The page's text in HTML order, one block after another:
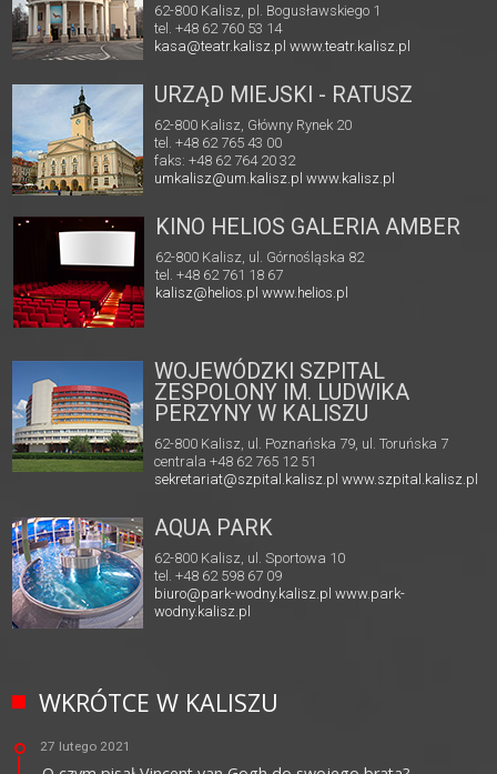
62-800 Kalisz, pl. Bogusławskiego 1
tel. +48 62 760 53 14
kasa@teatr.kalisz.pl www.teatr.kalisz.pl
URZĄD MIEJSKI - RATUSZ
62-800 Kalisz, Główny Rynek 20
tel. +48 62 765 43 00
faks: +48 62 764 20 32
umkalisz@um.kalisz.plwww.kalisz.pl
KINO HELIOS GALERIA AMBER
62-800 Kalisz, ul. Górnośląska 82
tel. +48 62 761 18 67
kalisz@helios.pl www.helios.pl
WOJEWÓDZKI SZPITAL
ZESPOLONY IM. LUDWIKA
PERZYNY W KALISZU
62-800 Kalisz, ul. Poznańska 79, ul. Toruńska 7
centrala +48 62 765 12 51
sekretariat@szpital.kalisz.pl www.szpital.kalisz.pl
AQUA PARK
62-800 Kalisz, ul. Sportowa 10
tel. +48 62 598 67 09
biuro@park-wodny.kalisz.pl www.park-
wodny.kalisz.pl
WKRÓTCE W KALISZU
27 lutego 2021